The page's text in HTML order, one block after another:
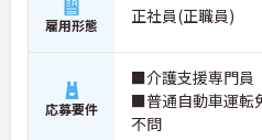
雇用形態 正社員(正職員)
応募要件
■介護支援専門員
■普通自動車運転
不問